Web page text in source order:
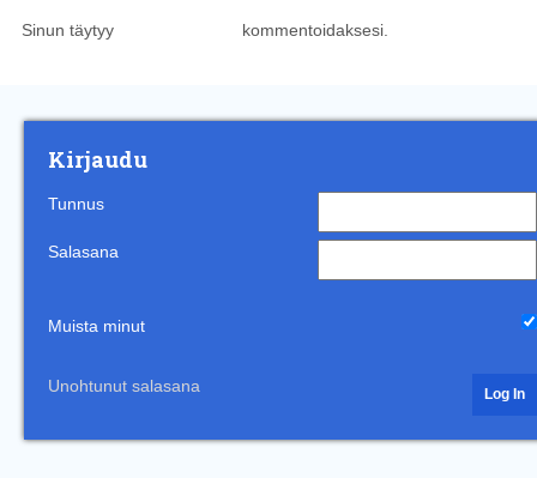
Sinun täytyy kommentoidaksesi.
Kirjaudu
Tunnus
Salasana
Muista minut
Unohtunut salasana